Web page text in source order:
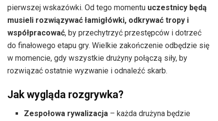
pierwszej wskazówki. Od tego momentu uczestnicy będą
musieli rozwiązywać łamigłówki, odkrywać tropy i
współpracować, by przechytrzyć przestępców i dotrzeć
do finałowego etapu gry. Wielkie zakończenie odbędzie się
w momencie, gdy wszystkie drużyny połączą siły, by
rozwiązać ostatnie wyzwanie i odnaleźć skarb.
Jak wygląda rozgrywka?
Zespołowa rywalizacja – każda drużyna będzie